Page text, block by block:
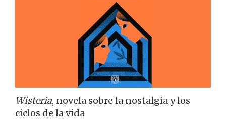
Wisteria, novela sobre la nostalgia y los
ciclos de la vida